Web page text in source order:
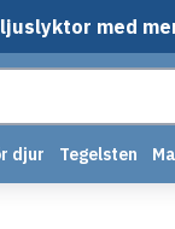
med
djur Tegelsten